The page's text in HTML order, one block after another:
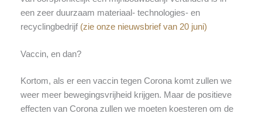
een zeer duurzaam materiaal- technologies- en
recyclingbedrijf (zie onze nieuwsbrief van 20 juni)
Vaccin, en dan?
Kortom, als er een vaccin tegen Corona komt zullen we
weer meer bewegingsvrijheid krijgen. Maar de positieve
effecten van Corona zullen we moeten koesteren om de